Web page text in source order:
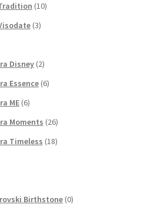
(10)
(3)
Disney (2)
Essence (6)
ME (6)
Moments (26)
Timeless (18)
Birthstone (0)